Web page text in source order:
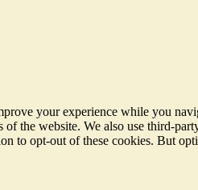
your experience while you
the website. We also use third-
to opt-out of these cookies. But